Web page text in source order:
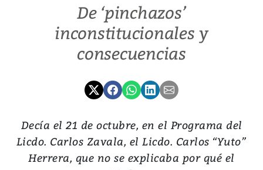
De ‘pinchazos’
inconstitucionales y
consecuencias
Decía el 21 de octubre, en el Programa del
Licdo. Carlos Zavala, el Licdo. Carlos “Yuto”
Herrera, que no se explicaba por qué el